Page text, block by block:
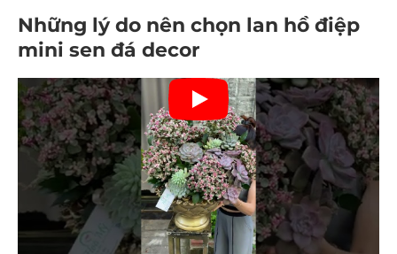
Những lý do nên chọn lan hồ điệp
mini sen đá decor